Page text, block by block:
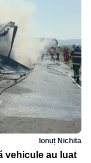
Ionuț Nichita
vehicule au luat